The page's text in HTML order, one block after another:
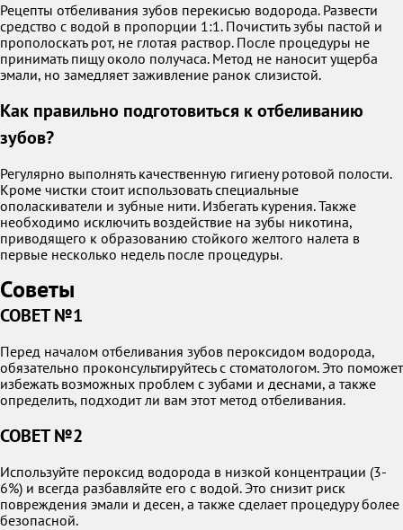
Рецепты отбеливания зубов перекисью водорода. Развести
средство с водой в пропорции 1:1. Почистить зубы пастой и
прополоскать рот, не глотая раствор. После процедуры не
принимать пищу около получаса. Метод не наносит ущерба
эмали, но замедляет заживление ранок слизистой.
Как правильно подготовиться к отбеливанию
зубов?
Регулярно выполнять качественную гигиену ротовой полости.
Кроме чистки стоит использовать специальные
ополаскиватели и зубные нити. Избегать курения. Также
необходимо исключить воздействие на зубы никотина,
приводящего к образованию стойкого желтого налета в
первые несколько недель после процедуры.
Советы
СОВЕТ №1
Перед началом отбеливания зубов пероксидом водорода,
обязательно проконсультируйтесь с стоматологом. Это поможет
избежать возможных проблем с зубами и деснами, а также
определить, подходит ли вам этот метод отбеливания.
СОВЕТ №2
Используйте пероксид водорода в низкой концентрации (3-
6%) и всегда разбавляйте его с водой. Это снизит риск
повреждения эмали и десен, а также сделает процедуру более
безопасной.